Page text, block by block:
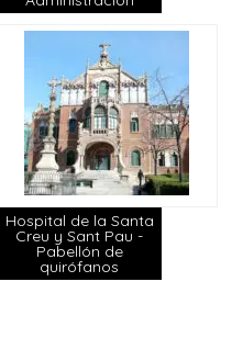
Hospital de la Santa
Creu y Sant Pau -
Pabellón de
quirófanos